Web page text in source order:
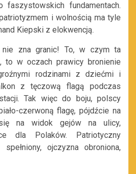
faszystowskich fundamentach.
i wolnością ma tyle
Kiepski z elokwencją.
nie zna granic! To, w czym ta
to w oczach prawicy bronienie
rodzinami z dziećmi i
z tęczową flagą podczas
Tak więc do boju, polscy
czerwoną flagę, pójdźcie na
na widok gejów na ulicy,
dla Polaków. Patriotyczny
ojczyzna obroniona,